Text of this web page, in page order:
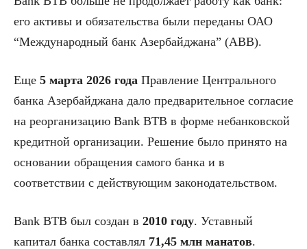
его активы и обязательства были переданы ОАО
“Международный банк Азербайджана” (ABB).
Еще 5 марта 2026 года Правление Центрального
банка Азербайджана дало предварительное согласие
на реорганизацию Bank BTB в форме небанковской
кредитной организации. Решение было принято на
основании обращения самого банка и в
соответствии с действующим законодательством.
Bank BTB был создан в 2010 году. Уставный
капитал банка составлял 71,45 млн манатов.